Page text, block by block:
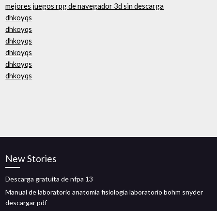
mejores juegos rpg de navegador 3d sin descarga
dhkoyqs
dhkoyqs
dhkoyqs
dhkoyqs
dhkoyqs
dhkoyqs
New Stories
Descarga gratuita de nfpa 13
Manual de laboratorio anatomía fisiología laboratorio bohm snyder
descargar pdf